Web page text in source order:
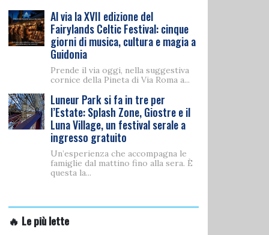
Al via la XVII edizione del
Fairylands Celtic Festival: cinque
giorni di musica, cultura e magia a
Guidonia
Prende il via oggi, nella suggestiva
cornice della Pineta di Via Roma a...
Luneur Park si fa in tre per
l’Estate: Splash Zone, Giostre e il
Luna Village, un festival serale a
ingresso gratuito
Un’esperienza che accompagna le
famiglie dal mattino fino alla sera. È
questa la...
🔥 Le più lette